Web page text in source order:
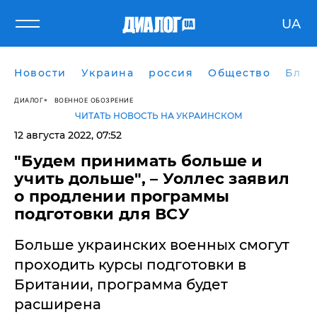
UA
Новости Украина россия Общество
ДИАЛОГ ВОЕННОЕ ОБОЗРЕНИЕ
ЧИТАТЬ НОВОСТЬ НА УКРАИНСКОМ
12 августа 2022, 07:52
"Будем принимать больше и
учить дольше", – Уоллес заявил
о продлении программы
подготовки для ВСУ
Больше украинских военных смогут
проходить курсы подготовки в
Британии, программа будет
расширена